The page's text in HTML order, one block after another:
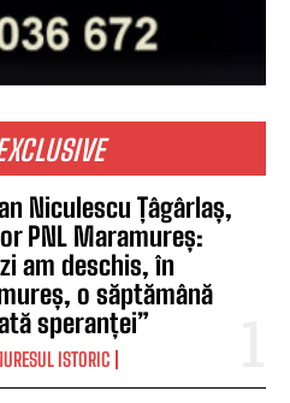
Niculescu Țâgârlaș,
PNL Maramureș:
am deschis, în
o săptămână
speranței”
ISTORIC